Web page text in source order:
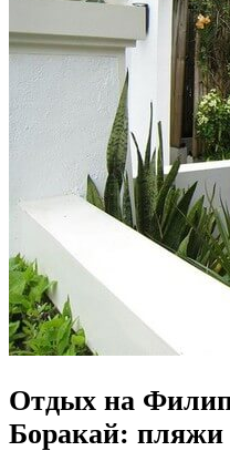
Отдых на
Боракай: пляжи